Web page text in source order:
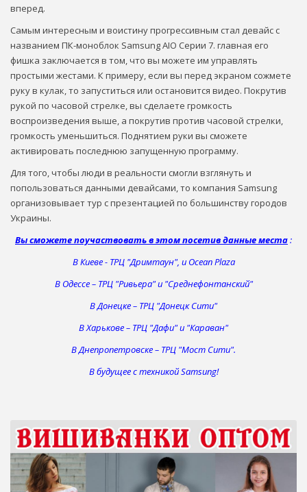
вперед.
Самым интересным и воистину прогрессивным стал девайс с
названием ПК-моноблок Samsung AIO Серии 7. главная его
фишка заключается в том, что вы можете им управлять
простыми жестами. К примеру, если вы перед экраном сожмете
руку в кулак, то запуститься или остановится видео. Покрутив
рукой по часовой стрелке, вы сделаете громкость
воспроизведения выше, а покрутив против часовой стрелки,
громкость уменьшиться. Поднятием руки вы сможете
активировать последнюю запущенную программу.
Для того, чтобы люди в реальности смогли взглянуть и
попользоваться данными девайсами, то компания Samsung
организовывает тур с презентацией по большинству городов
Украины.
Вы сможете поучаствовать в этом посетив данные места:
В Киеве - ТРЦ "Дримтаун", и Ocean Plaza
В Одессе – ТРЦ "Ривьера" и "Среднефонтанский"
В Донецке – ТРЦ "Донецк Сити"
В Харькове – ТРЦ "Дафи" и "Караван"
В Днепропетровске – ТРЦ "Мост Сити".
В будущее с техникой Samsung!